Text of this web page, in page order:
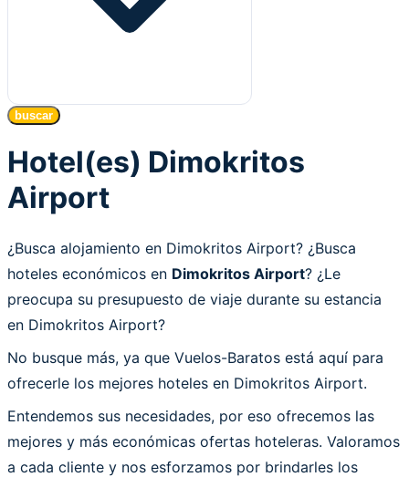
buscar
Hotel(es) Dimokritos
Airport
¿Busca alojamiento en Dimokritos Airport? ¿Busca
hoteles económicos en Dimokritos Airport? ¿Le
preocupa su presupuesto de viaje durante su estancia
en Dimokritos Airport?
No busque más, ya que Vuelos-Baratos está aquí para
ofrecerle los mejores hoteles en Dimokritos Airport.
Entendemos sus necesidades, por eso ofrecemos las
mejores y más económicas ofertas hoteleras. Valoramos
a cada cliente y nos esforzamos por brindarles los